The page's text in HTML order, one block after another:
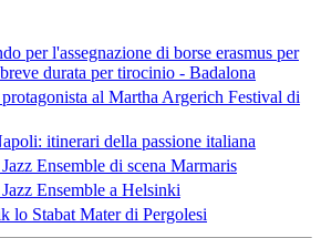
per l'assegnazione di borse erasmus per
durata per tirocinio - Badalona
al Martha Argerich Festival di
itinerari della passione italiana
Ensemble di scena Marmaris
Ensemble a Helsinki
lo Stabat Mater di Pergolesi